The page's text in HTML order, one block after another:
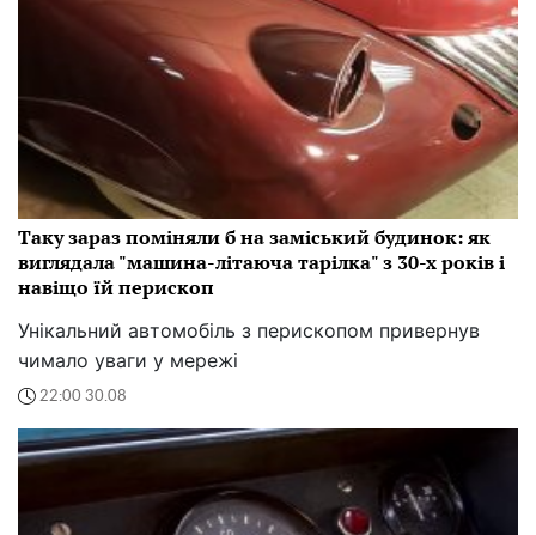
Таку зараз поміняли б на заміський будинок: як
виглядала "машина-літаюча тарілка" з 30-х років і
навіщо їй перископ
Унікальний автомобіль з перископом привернув
чимало уваги у мережі
22:00 30.08